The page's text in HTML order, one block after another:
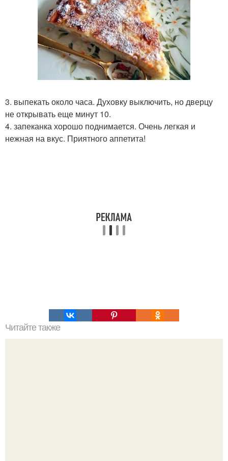
3. выпекать около часа. Духовку выключить, но дверцу
не открывать еще минут 10.
4. запеканка хорошо поднимается. Очень легкая и
нежная на вкус. Приятного аппетита!
Читайте также